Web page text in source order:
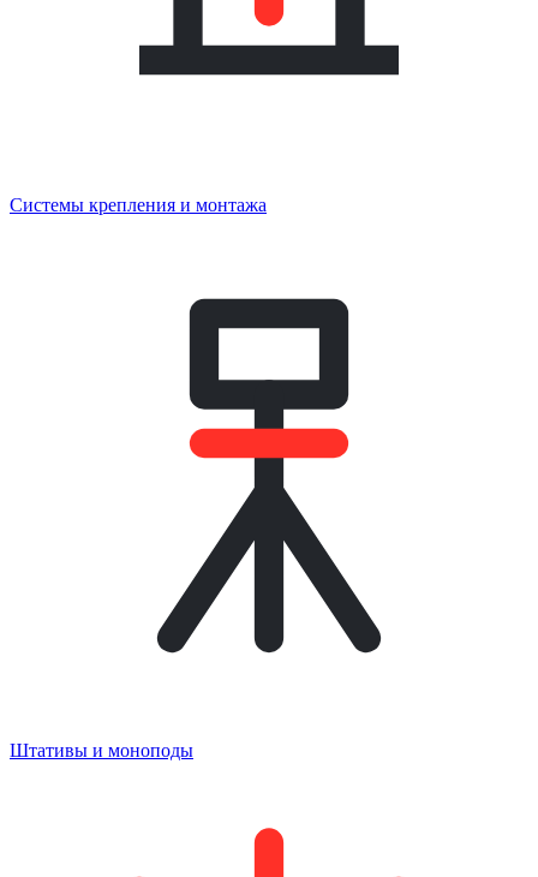
Системы крепления и монтажа
Штативы и моноподы